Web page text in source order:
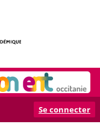
Se connecter